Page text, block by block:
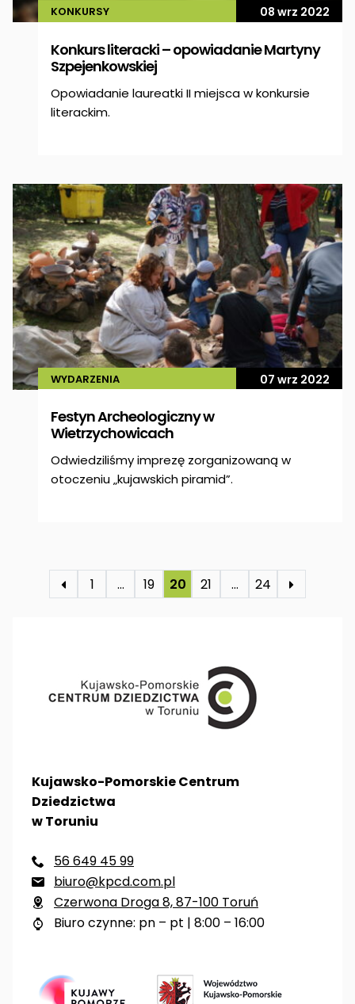
KONKURSY 08 wrz 2022
Konkurs literacki – opowiadanie Martyny
Szpejenkowskiej
Opowiadanie laureatki II miejsca w konkursie
literackim.
WYDARZENIA 07 wrz 2022
Festyn Archeologiczny w
Wietrzychowicach
Odwiedziliśmy imprezę zorganizowaną w
otoczeniu „kujawskich piramid”.
1 … 19 20 21 … 24
Kujawsko-Pomorskie Centrum
Dziedzictwa
w Toruniu
 56 649 45 99
 biuro@kpcd.com.pl
 Czerwona Droga 8, 87-100 Toruń
 Biuro czynne: pn – pt | 8:00 – 16:00